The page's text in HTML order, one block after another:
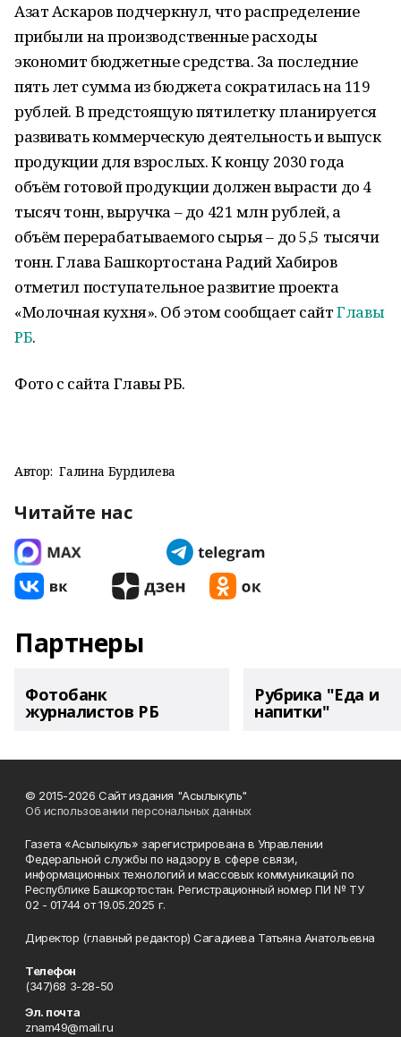
Азат Аскаров подчеркнул, что распределение
прибыли на производственные расходы
экономит бюджетные средства. За последние
пять лет сумма из бюджета сократилась на 119
рублей. В предстоящую пятилетку планируется
развивать коммерческую деятельность и выпуск
продукции для взрослых. К концу 2030 года
объём готовой продукции должен вырасти до 4
тысяч тонн, выручка – до 421 млн рублей, а
объём перерабатываемого сырья – до 5,5 тысячи
тонн. Глава Башкортостана Радий Хабиров
отметил поступательное развитие проекта
«Молочная кухня». Об этом сообщает сайтГлавы
РБ.
Фото с сайта Главы РБ.
Автор: Галина Бурдилева
Читайте нас
Партнеры
Фотобанк
журналистов РБ
Рубрика "Еда и
напитки"
© 2015-2026 Сайт издания "Асылыкуль"
Об использовании персональных данных
Газета «Асылыкуль» зарегистрирована в Управлении
Федеральной службы по надзору в сфере связи,
информационных технологий и массовых коммуникаций по
Республике Башкортостан. Регистрационный номер ПИ № ТУ
02 - 01744 от 19.05.2025 г.
Директор (главный редактор) Сагадиева Татьяна Анатольевна
Телефон
(347)68 3-28-50
Эл. почта
znam49@mail.ru